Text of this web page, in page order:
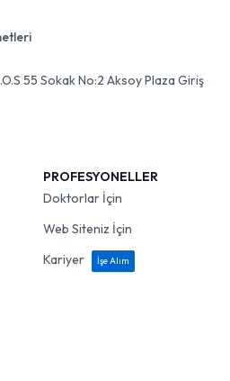
55 Sokak No:2 Aksoy Plaza Giriş
PROFESYONELLER
Doktorlar İçin
Web Siteniz İçin
Kariyer
İşe Alım